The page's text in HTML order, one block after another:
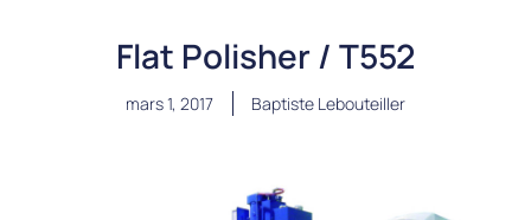
Flat Polisher / T552
mars 1, 2017 Baptiste Lebouteiller